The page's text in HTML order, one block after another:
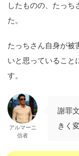
したものの、たっち
た。
たっちさん自身が被
いと思っていること
す。
アルマーニ
信者
謝罪
きく